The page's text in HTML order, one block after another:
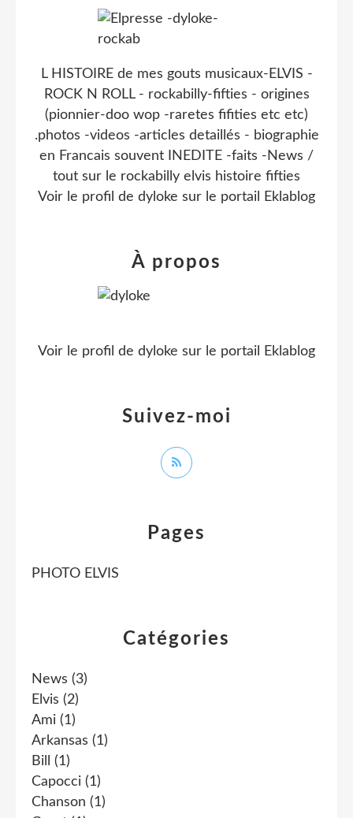
Catégories
News (3)
Elvis (2)
Ami (1)
Arkansas (1)
Bill
(1)
Capocci (1)
Chanson (1)
Pages
PHOTO ELVIS
L HISTOIRE de mes gouts musicaux-ELVIS -
ROCK N ROLL - rockabilly-fifties - origines
(pionnier-doo wop -raretes fifities etc etc)
.photos -videos -articles detaillés - biographie
en Francais souvent INEDITE -faits -News /
tout sur le rockabilly elvis histoire fifties
Voir le profil de dyloke sur le portail Eklablog
Suivez-moi
À propos
Voir le profil de dyloke sur le portail Eklablog